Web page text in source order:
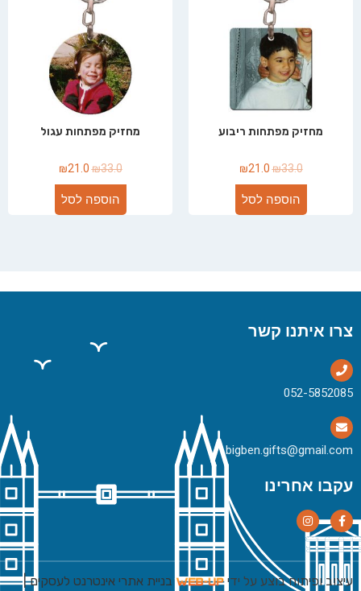
מחזיק מפתחות ריבוע
₪33.0
₪21.0
הוספה לסל
מחזיק מפתחות עגול
₪33.0
₪21.0
הוספה לסל
צרו איתנו קשר
bigben.gifts@gmail.com
עקבו אחרינו
עיצוב ופיתוח בוצע על ידי בניית אתרי אינטרנט לעסקים|